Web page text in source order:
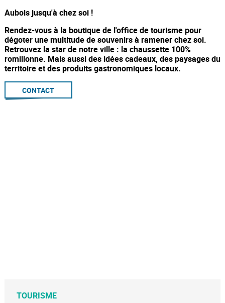
Aubois jusqu'à chez soi !
Rendez-vous à la boutique de l'office de tourisme pour
dégoter une multitude de souvenirs à ramener chez soi.
Retrouvez la star de notre ville : la chaussette 100%
romillonne. Mais aussi des idées cadeaux, des paysages du
territoire et des produits gastronomiques locaux.
CONTACT
TOURISME